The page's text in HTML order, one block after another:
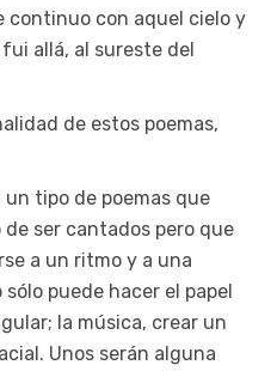
continuo con aquel cielo y
allá, al sureste del
de estos poemas,
un tipo de poemas que
ser cantados pero que
a un ritmo y a una
sólo puede hacer el papel
la música, crear un
Unos serán alguna